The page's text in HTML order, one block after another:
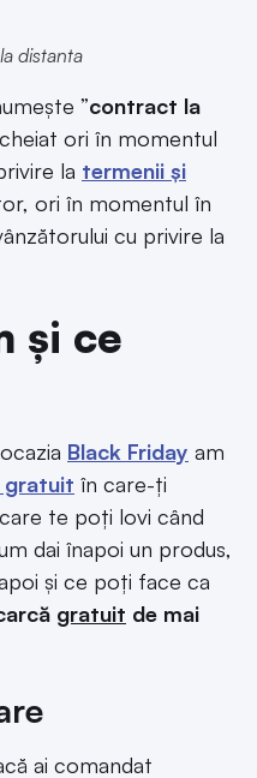
distanta
”contract la
ori în momentul
la termenii și
ori în momentul în
cu privire la
și ce
Black Friday am
gratuit în care-ți
te poți lovi când
dai înapoi un produs,
și ce poți face ca
gratuit de mai
ai comandat